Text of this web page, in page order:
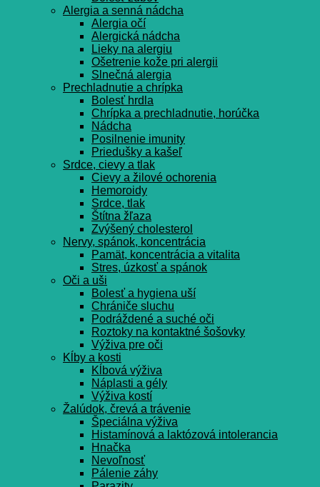
Alergia a senná nádcha
Alergia očí
Alergická nádcha
Lieky na alergiu
Ošetrenie kože pri alergii
Slnečná alergia
Prechladnutie a chrípka
Bolesť hrdla
Chrípka a prechladnutie, horúčka
Nádcha
Posilnenie imunity
Priedušky a kašeľ
Srdce, cievy a tlak
Cievy a žilové ochorenia
Hemoroidy
Srdce, tlak
Štítna žľaza
Zvýšený cholesterol
Nervy, spánok, koncentrácia
Pamät, koncentrácia a vitalita
Stres, úzkosť a spánok
Oči a uši
Bolesť a hygiena uší
Chrániče sluchu
Podráždené a suché oči
Roztoky na kontaktné šošovky
Výživa pre oči
Kĺby a kosti
Kĺbová výživa
Náplasti a gély
Výživa kostí
Žalúdok, črevá a trávenie
Špeciálna výživa
Histamínová a laktózová intolerancia
Hnačka
Nevoľnosť
Pálenie záhy